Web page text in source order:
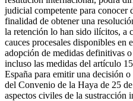
judicial competente para conocer
finalidad de obtener una
la retención lo han sido ilícitos, a
cauces procesales disponibles
adopción de medidas definitivas
incluso las medidas del artículo
España para emitir una decisión
del Convenio de la Haya de 25
aspectos civiles de la sustracción